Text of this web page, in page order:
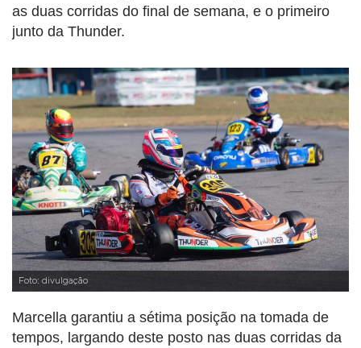
as duas corridas do final de semana, e o primeiro
junto da Thunder.
Foto: divulgação
Marcella garantiu a sétima posição na tomada de
tempos, largando deste posto nas duas corridas da